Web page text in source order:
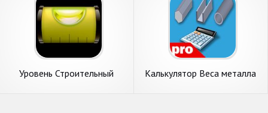
Уровень Строительный
Калькулятор Beca металла